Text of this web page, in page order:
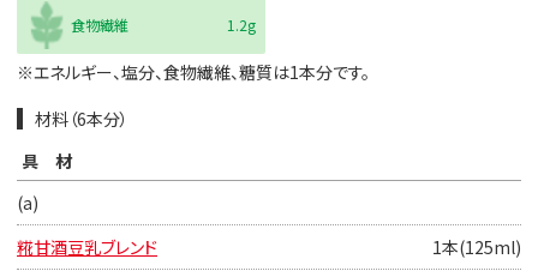
食物繊維 1.2g
※エネルギー、塩分、食物繊維、糖質は1本分です。
材料（6本分）
具材
(a)
糀甘酒豆乳ブレンド
1本(125ml)